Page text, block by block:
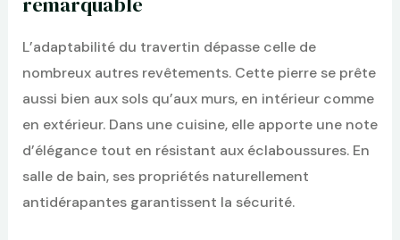
L’adaptabilité du travertin dépasse celle de
nombreux autres revêtements. Cette pierre se prête
aussi bien aux sols qu’aux murs, en intérieur comme
en extérieur. Dans une cuisine, elle apporte une note
d’élégance tout en résistant aux éclaboussures. En
salle de bain, ses propriétés naturellement
antidérapantes garantissent la sécurité.